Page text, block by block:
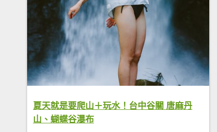
夏天就是要爬山＋玩水！台中谷關 唐麻丹
山、蝴蝶谷瀑布